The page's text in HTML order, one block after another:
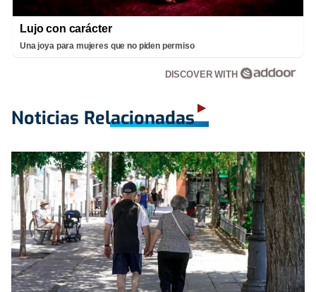
Lujo con carácter
Una joya para mujeres que no piden permiso
DISCOVER WITH
Noticias Relacionadas